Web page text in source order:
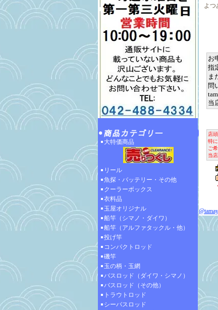
大特価商品
リール
魚探・バッテリー・その他
クーラーボックス
衣料品
玉屋オリジナル
船竿（シマノ・ダイワ）
船竿（アルファタックル・他）
投げ竿
コンパクトロッド
磯竿
玉の柄・玉網
バスロッド（ダイワ・シマノ）
バスロッド（その他）
トラウトロッド
シーバスロッド
よつ
お
指
ま
問
当
店
特
ご
当